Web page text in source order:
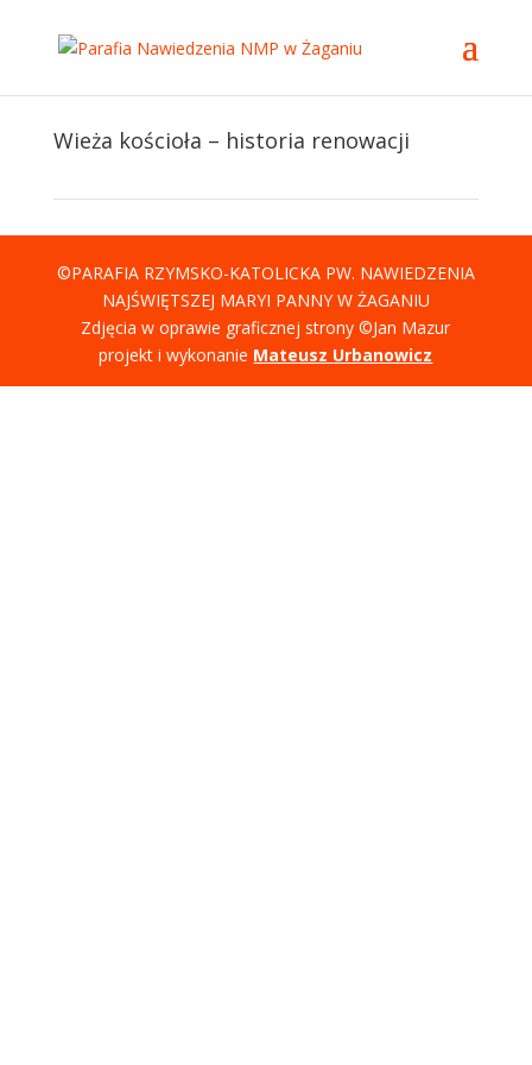
Wieża kościoła – historia renowacji
©PARAFIA RZYMSKO-KATOLICKA PW. NAWIEDZENIA
NAJŚWIĘTSZEJ MARYI PANNY W ŻAGANIU
Zdjęcia w oprawie graficznej strony ©Jan Mazur
projekt i wykonanie Mateusz Urbanowicz